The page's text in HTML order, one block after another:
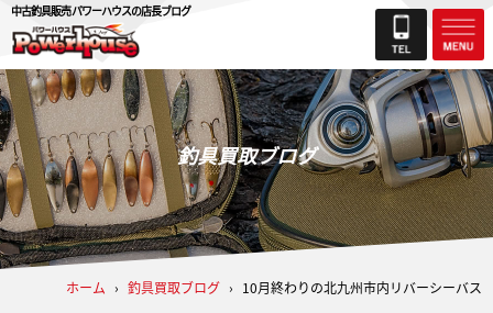
中古釣具販売 パワーハウスの店長ブログ
釣具買取ブログ
ホーム › 釣具買取ブログ › 10月終わりの北九州市内リバーシーバス